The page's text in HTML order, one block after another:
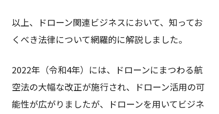
以上、ドローン関連ビジネスにおいて、知ってお
くべき法律について網羅的に解説しました。
2022年（令和4年）には、ドローンにまつわる航
空法の大幅な改正が施行され、ドローン活用の可
能性が広がりましたが、ドローンを用いてビジネ